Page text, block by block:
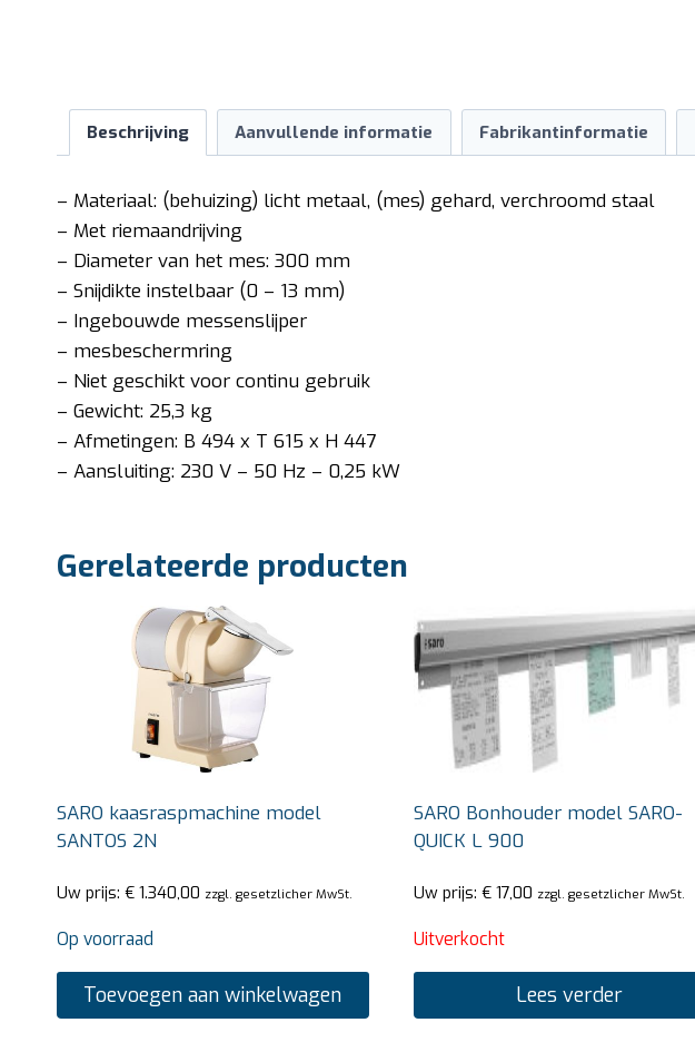
Beschrijving Aanvullende informatie Fabrikantinformatie
– Materiaal: (behuizing) licht metaal, (mes) gehard, verchroomd staal
– Met riemaandrijving
– Diameter van het mes: 300 mm
– Snijdikte instelbaar (0 – 13 mm)
– Ingebouwde messenslijper
– mesbeschermring
– Niet geschikt voor continu gebruik
– Gewicht: 25,3 kg
– Afmetingen: B 494 x T 615 x H 447
– Aansluiting: 230 V – 50 Hz – 0,25 kW
Gerelateerde producten
SARO kaasraspmachine model
SANTOS 2N
Uw prijs: € 1.340,00 zzgl. gesetzlicher MwSt.
Op voorraad
Toevoegen aan winkelwagen
SARO Bonhouder model SARO-
QUICK L 900
Uw prijs: €17,00 zzgl. gesetzlicher MwSt.
Uitverkocht
Lees verder